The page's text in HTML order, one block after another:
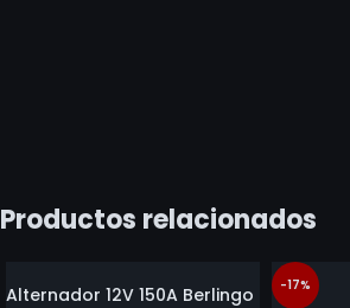
Productos relacionados
Alternador 12V 150A Berlingo
-17%